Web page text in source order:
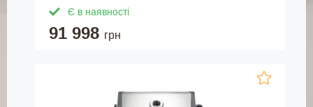
Є в наявності
91 998 грн